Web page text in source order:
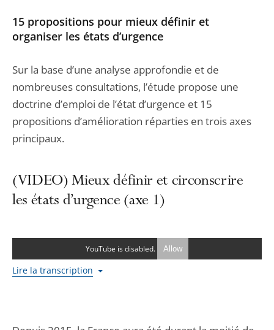
15 propositions pour mieux définir et
organiser les états d’urgence
Sur la base d’une analyse approfondie et de
nombreuses consultations, l’étude propose une
doctrine d’emploi de l’état d’urgence et 15
propositions d’amélioration réparties en trois axes
principaux.
(VIDEO) Mieux définir et circonscrire
les états d’urgence (axe 1)
YouTube is disabled. Allow
Lire la transcription